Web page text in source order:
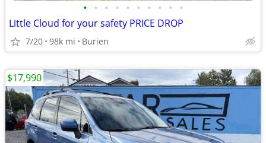
• • • • • • • • • •
Little Cloud for your safety PRICE DROP
7/20 98k mi Burien
$17,990